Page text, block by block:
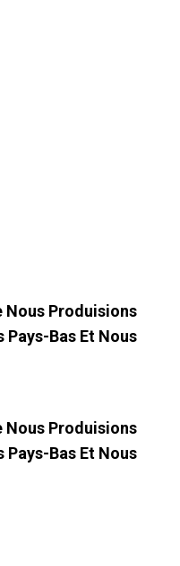
Nous Produisions
Pays-Bas Et Nous
Nous Produisions
Pays-Bas Et Nous